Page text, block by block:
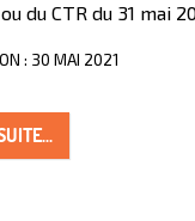
du CTR du 31 mai
: 30 MAI 2021